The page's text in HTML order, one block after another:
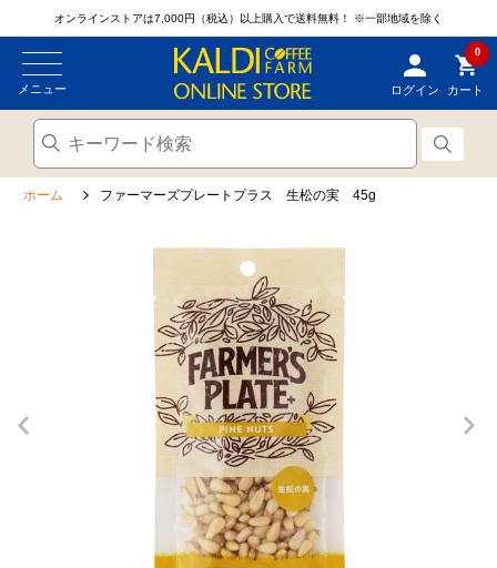
オンラインストアは7,000円（税込）以上購入で送料無料！ ※一部地域を除く
メニュー ログイン
0
カート
ホーム ファーマーズプレートプラス 生松の実 45g